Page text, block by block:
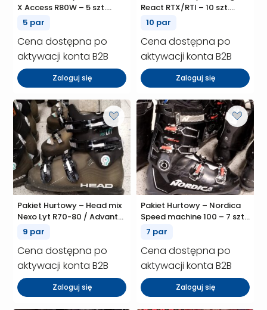
X Access R80W – 5 szt.
(P01094)
5 par
Cena dostępna po
aktywacji konta B2B
Zaloguj się
React RTX/RTI – 10 szt.
(P01093)
10 par
Cena dostępna po
aktywacji konta B2B
Zaloguj się
Pakiet Hurtowy – Head mix
Nexo Lyt R70-80 / Advant
Edge R75 – 9 szt. (P01084)
9 par
Cena dostępna po
aktywacji konta B2B
Zaloguj się
Pakiet Hurtowy – Nordica
Speed machine 100 – 7 szt.
(P01083)
7 par
Cena dostępna po
aktywacji konta B2B
Zaloguj się